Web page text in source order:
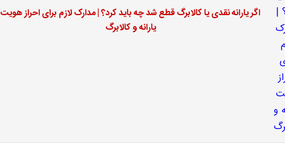
اگر یارانه نقدی یا کالابرگ قطع شد چه باید کرد؟ | مدارک لازم برای احراز هویت
یارانه و کالابرگ